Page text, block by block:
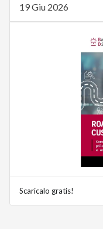
19 Giu 2026
Scaricalo gratis!